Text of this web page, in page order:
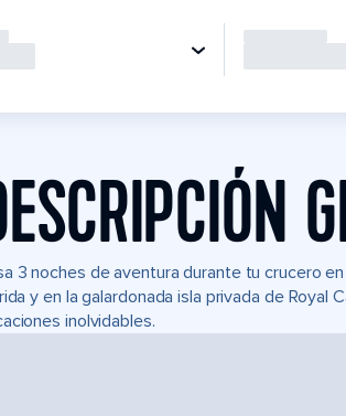
3 noches de aventura durante tu crucero
y en la galardonada isla privada de
inolvidables.